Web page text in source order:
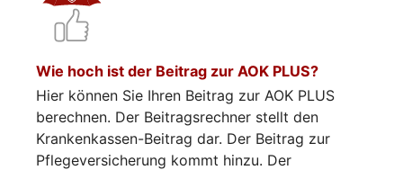
Wie hoch ist der Beitrag zur AOK PLUS?
Hier können Sie Ihren Beitrag zur AOK PLUS
berechnen. Der Beitragsrechner stellt den
Krankenkassen-Beitrag dar. Der Beitrag zur
Pflegeversicherung kommt hinzu. Der